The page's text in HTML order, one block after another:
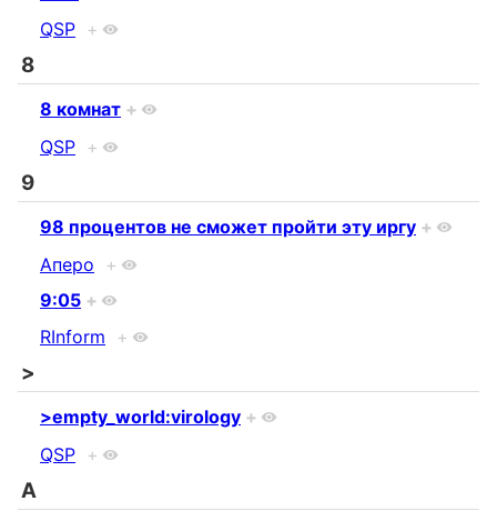
QSP +
8
8 комнат +
QSP +
9
98 процентов не сможет пройти эту иргу +
Аперо +
9:05 +
RInform +
>
>empty_world:virology +
QSP +
A